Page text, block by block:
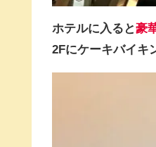
ホテルに入ると豪
2Fにケーキバイキ